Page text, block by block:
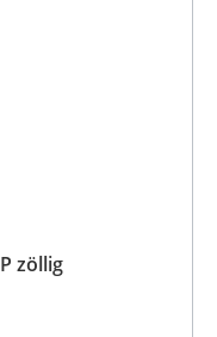
zöllig